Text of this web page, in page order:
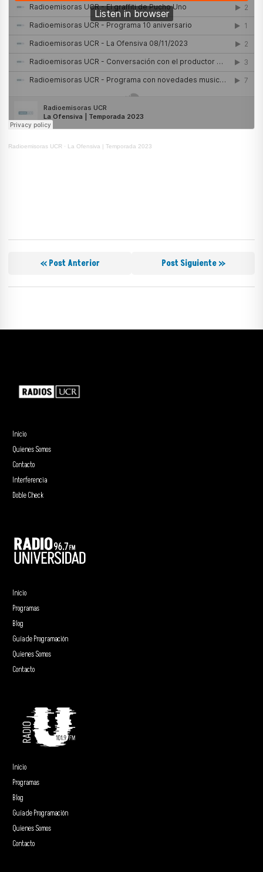
Radioemisoras UCR · La Ofensiva | Temporada 2023
« Post Anterior Post Siguiente »
Inicio
Quienes Somos
Contacto
Interferencia
Doble Check
Inicio
Programas
Blog
Guía de Programación
Quienes Somos
Contacto
Inicio
Programas
Blog
Guía de Programación
Quienes Somos
Contacto